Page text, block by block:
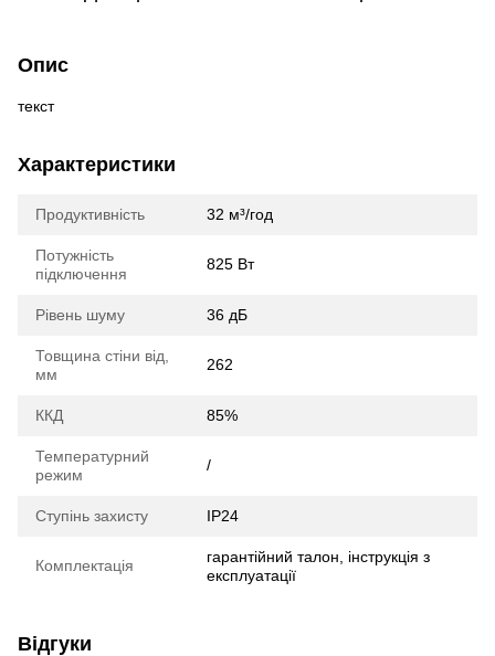
Опис
текст
Характеристики
Продуктивність 32 м³/год
Потужність
підключення
825 Вт
Рівень шуму 36 дБ
Товщина стіни від,
мм
262
ККД 85%
Температурний
режим
/
Ступінь захисту IP24
Комплектація
гарантійний талон, інструкція з
експлуатації
Відгуки